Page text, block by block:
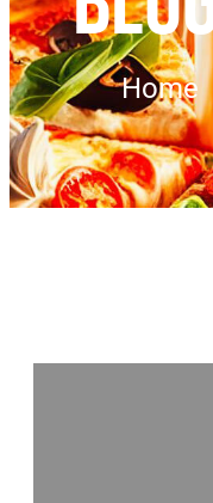
Home